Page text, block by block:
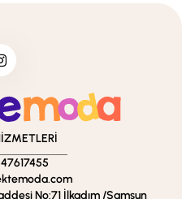
No:71 İlkadım /Samsun